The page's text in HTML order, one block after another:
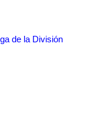
de la División